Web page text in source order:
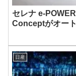
セレナ e-
Conceptがオー
日産